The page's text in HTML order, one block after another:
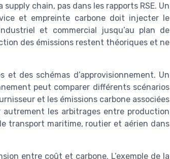
chain, pas dans les rapports RSE. Un
et empreinte carbone doit injecter le
et commercial jusqu’au plan de
des émissions restent théoriques et ne
des schémas d’approvisionnement. Un
peut comparer différents scénarios
et les émissions carbone associées
les arbitrages entre production
transport maritime, routier et aérien dans
entre coût et carbone. L’exemple de la